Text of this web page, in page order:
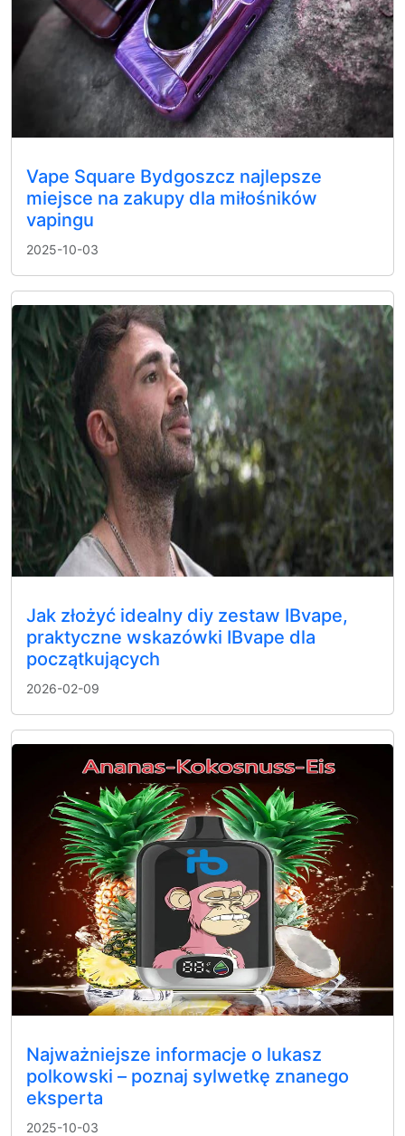
Vape Square Bydgoszcz najlepsze
miejsce na zakupy dla miłośników
vapingu
2025-10-03
Jak złożyć idealny diy zestaw IBvape,
praktyczne wskazówki IBvape dla
początkujących
2026-02-09
Najważniejsze informacje o lukasz
polkowski – poznaj sylwetkę znanego
eksperta
2025-10-03